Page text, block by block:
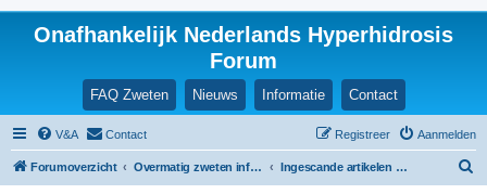
Onafhankelijk Nederlands Hyperhidrosis
Forum
FAQ Zweten Nieuws Informatie Contact
V&A Contact Aanmelden
Registreer
Forumoverzicht Overmatig zweten informatie en ervaringen Ingescande artikelen en nieuwsberichten